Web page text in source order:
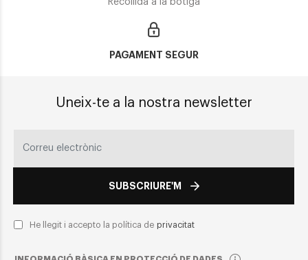
PAGAMENT SEGUR
Uneix-te a la nostra newsletter
SUBSCRIURE'M
He llegit i accepto la política de privacitat